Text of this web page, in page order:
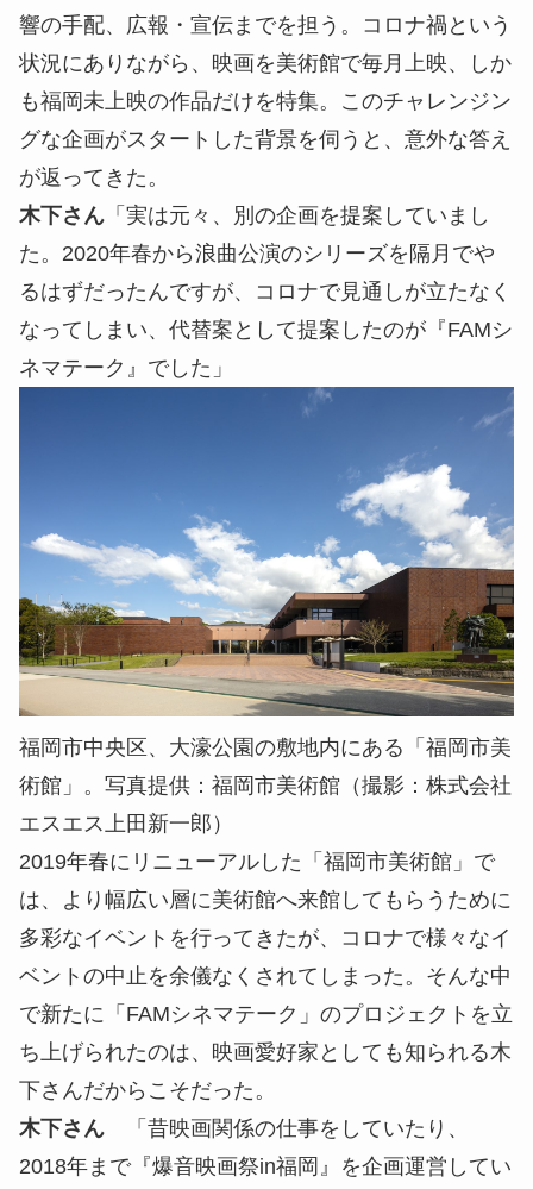
響の手配、広報・宣伝までを担う。コロナ禍という
状況にありながら、映画を美術館で毎月上映、しか
も福岡未上映の作品だけを特集。このチャレンジン
グな企画がスタートした背景を伺うと、意外な答え
が返ってきた。
木下さん 「実は元々、別の企画を提案していまし
た。2020年春から浪曲公演のシリーズを隔月でや
るはずだったんですが、コロナで見通しが立たなく
なってしまい、代替案として提案したのが『FAMシ
ネマテーク』でした」
福岡市中央区、大濠公園の敷地内にある「福岡市美
術館」。写真提供：福岡市美術館（撮影：株式会社
エスエス上田新一郎）
2019年春にリニューアルした「福岡市美術館」で
は、より幅広い層に美術館へ来館してもらうために
多彩なイベントを行ってきたが、コロナで様々なイ
ベントの中止を余儀なくされてしまった。そんな中
で新たに「FAMシネマテーク」のプロジェクトを立
ち上げられたのは、映画愛好家としても知られる木
下さんだからこそだった。
木下さん
「昔映画関係の仕事をしていたり、
2018年まで『爆音映画祭in福岡』を企画運営してい